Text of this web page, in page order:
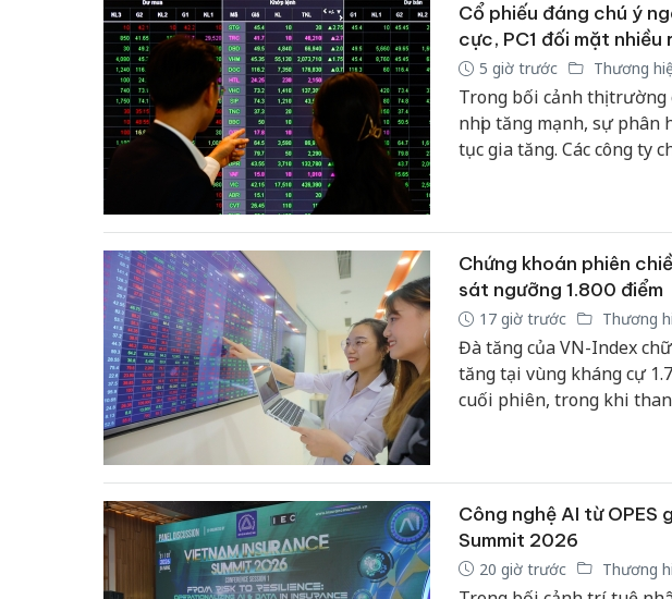
Cổ phiếu đáng chú ý
cực, PC1 đối mặt nhiều
5 giờ trước Thương
Trong bối cảnh thị
nhịp tăng mạnh, sự phân
tục gia tăng. Các công ty
Chứng khoán phiên
sát ngưỡng 1.800 điểm
17 giờ trước Thương
Đà tăng của VN-Index
tăng tại vùng kháng cự
cuối phiên, trong khi
Công nghệ AI từ
Summit 2026
20 giờ trước Thương